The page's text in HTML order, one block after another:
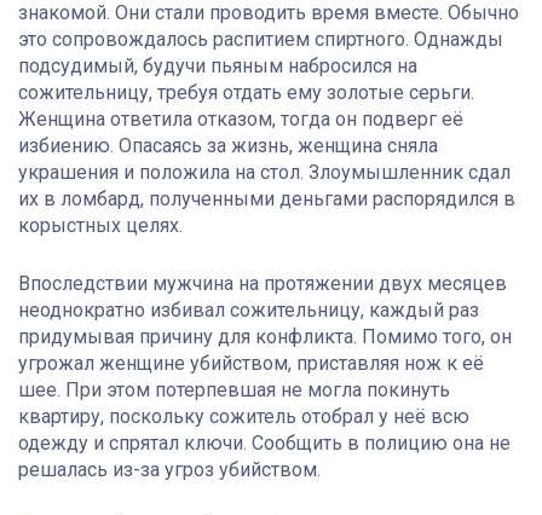
знакомой. Они стали проводить время вместе. Обычно
это сопровождалось распитием спиртного. Однажды
подсудимый, будучи пьяным набросился на
сожительницу, требуя отдать ему золотые серьги.
Женщина ответила отказом, тогда он подверг её
избиению. Опасаясь за жизнь, женщина сняла
украшения и положила на стол. Злоумышленник сдал
их в ломбард, полученными деньгами распорядился в
корыстных целях.
Впоследствии мужчина на протяжении двух месяцев
неоднократно избивал сожительницу, каждый раз
придумывая причину для конфликта. Помимо того, он
угрожал женщине убийством, приставляя нож к её
шее. При этом потерпевшая не могла покинуть
квартиру, поскольку сожитель отобрал у неё всю
одежду и спрятал ключи. Сообщить в полицию она не
решалась из-за угроз убийством.